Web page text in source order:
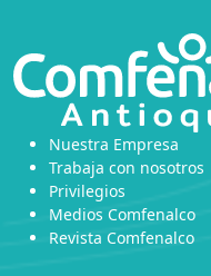
Nuestra Empresa
Trabaja con nosotros
Privilegios
Medios Comfenalco
Revista Comfenalco